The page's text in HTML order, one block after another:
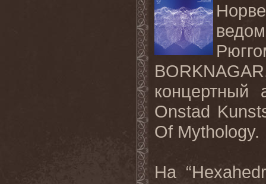
Onstad
Of Mythology.
На “